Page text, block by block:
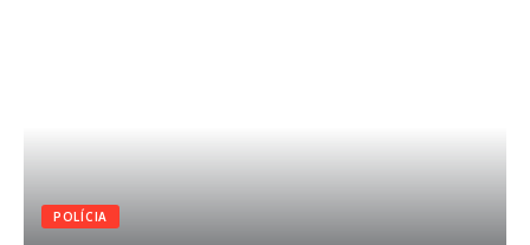
POLÍCIA